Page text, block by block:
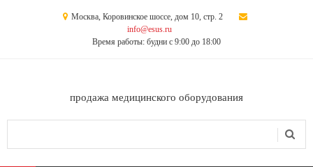
Москва, Коровинское шоссе, дом 10, стр. 2
info@esus.ru
Время работы: будни с 9:00 до 18:00
продажа медицинского оборудования